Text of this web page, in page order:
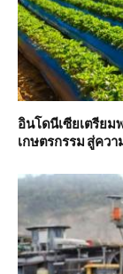
อินโดนีเซียเตรีย
เกษตรกรรม สู่คว